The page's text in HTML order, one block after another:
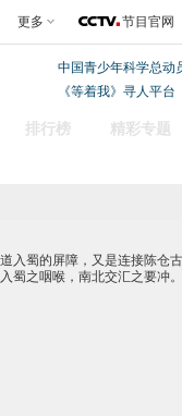
更多 节目官网
中国青少年科学总动
《等着我》寻人平台
排行榜 精彩专题
入蜀的屏障，又是连接陈仓
蜀之咽喉，南北交汇之要冲。